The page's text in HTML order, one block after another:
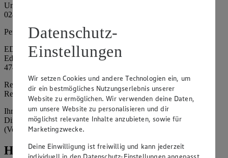
Umsatzsteuer-Identifikationsnummer gem. § 27a UStG: DE 335
024 695
Persönlich haftende Gesellschafterin:
EDEKA Nordwest Handelsstiftung e. K.
Edekaplatz 1
47445 Moers
Registergericht: Amtsgericht Kleve
Registernummer: HRA 5132
Ihrerseits vertreten durch: Frank Breuer (Vorstandsvorsitzender),
Dirk Neuhaus (Vorstandsvorsitzender), Peter Wagener
(Vorstandsvorsitzender)
Hinweise
Datenschutz-
Einstellungen
Wir setzen Cookies und andere Technologien ein, um
dir ein bestmögliches Nutzungserlebnis unserer
Website zu ermöglichen. Wir verwenden deine Daten,
um unsere Website zu personalisieren und dir
möglichst relevante Inhalte anzubieten, sowie für
Marketingzwecke.
Deine Einwilligung ist freiwillig und kann jederzeit